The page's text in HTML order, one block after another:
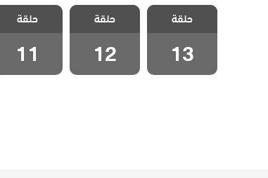
مسلسل تلك
الفتاة الحلقة 13
حلقة
13
مسلسل تلك
الفتاة الحلقة 12
حلقة
12
مسلسل تلك
الفتاة الحلقة 11
حلقة
11